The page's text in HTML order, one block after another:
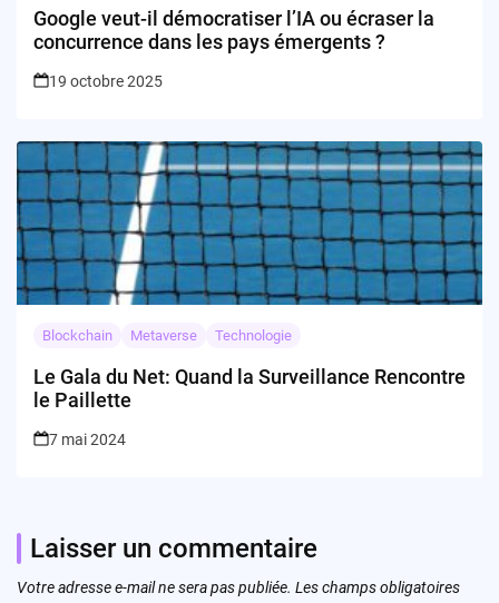
Google veut-il démocratiser l’IA ou écraser la
concurrence dans les pays émergents ?
19 octobre 2025
Blockchain Metaverse Technologie
Le Gala du Net: Quand la Surveillance Rencontre
le Paillette
7 mai 2024
Laisser un commentaire
Votre adresse e-mail ne sera pas publiée. Les champs obligatoires